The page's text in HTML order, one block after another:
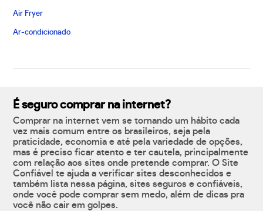
Air Fryer
Ar-condicionado
É seguro comprar na internet?
Comprar na internet vem se tornando um hábito cada
vez mais comum entre os brasileiros, seja pela
praticidade, economia e até pela variedade de opções,
mas é preciso ficar atento e ter cautela, principalmente
com relação aos sites onde pretende comprar. O Site
Confiável te ajuda a verificar sites desconhecidos e
também lista nessa página, sites seguros e confiáveis,
onde você pode comprar sem medo, além de dicas pra
você não cair em golpes.